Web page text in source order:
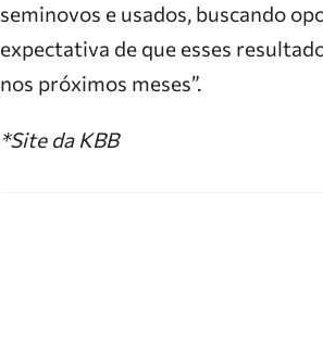
seminovos e usados, buscando
expectativa de que esses
nos próximos meses”.
*Site da KBB